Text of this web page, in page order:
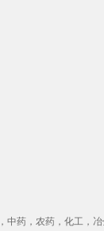
药，农药，化工，